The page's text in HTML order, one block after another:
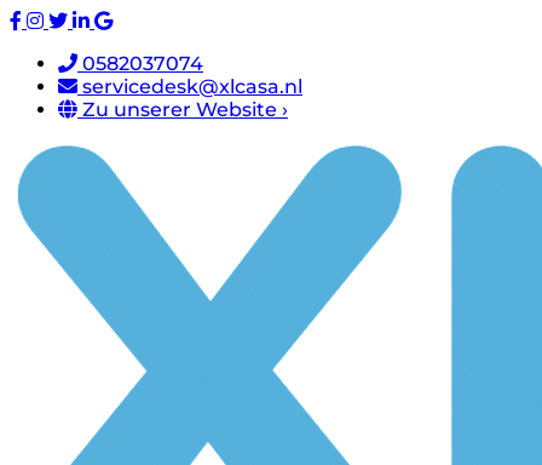
0582037074
servicedesk@xlcasa.nl
Zu unserer Website ›